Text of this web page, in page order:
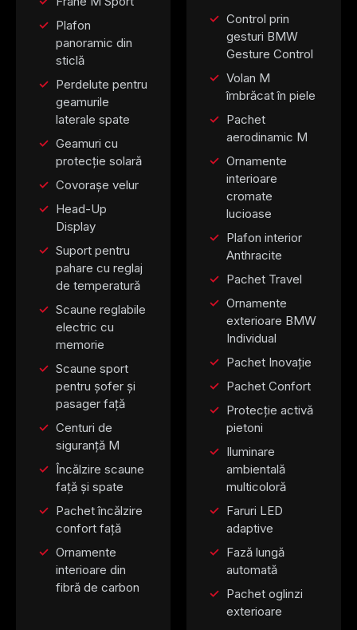
Plafon
panoramic din
sticlă
Perdelute pentru
geamurile
laterale spate
Geamuri cu
protecție solară
Covorașe velur
Head-Up
Display
Suport pentru
pahare cu reglaj
de temperatură
Scaune reglabile
electric cu
memorie
Scaune sport
pentru șofer și
pasager față
Centuri de
siguranță M
Încălzire scaune
față și spate
Pachet încălzire
confort față
Ornamente
interioare din
fibră de carbon
Control prin
gesturi BMW
Gesture Control
Volan M
îmbrăcat în piele
Pachet
aerodinamic M
Ornamente
interioare
cromate
lucioase
Plafon interior
Anthracite
Pachet Travel
Ornamente
exterioare BMW
Individual
Pachet Inovație
Pachet Confort
Protecție activă
pietoni
Iluminare
ambientală
multicoloră
Faruri LED
adaptive
Fază lungă
automată
Pachet oglinzi
exterioare